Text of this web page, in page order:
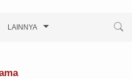
LAINNYA